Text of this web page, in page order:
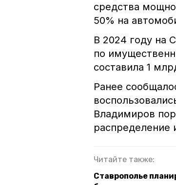
средства
50% на
В 2024 году на
по
составила 1
Ранее
Владимиров
распределение
Читайте также:
Ставрополье